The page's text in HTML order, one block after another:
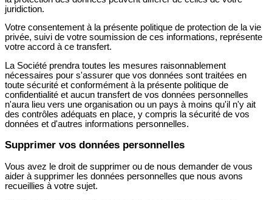
juridiction.
Votre consentement à la présente politique de protection de la vie
privée, suivi de votre soumission de ces informations, représente
votre accord à ce transfert.
La Société prendra toutes les mesures raisonnablement
nécessaires pour s'assurer que vos données sont traitées en
toute sécurité et conformément à la présente politique de
confidentialité et aucun transfert de vos données personnelles
n'aura lieu vers une organisation ou un pays à moins qu'il n'y ait
des contrôles adéquats en place, y compris la sécurité de vos
données et d'autres informations personnelles.
Supprimer vos données personnelles
Vous avez le droit de supprimer ou de nous demander de vous
aider à supprimer les données personnelles que nous avons
recueillies à votre sujet.